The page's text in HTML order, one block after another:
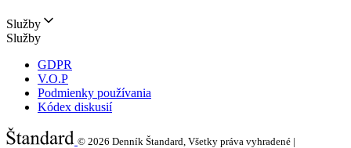
Služby
Služby
GDPR
V.O.P
Podmienky používania
Kódex diskusií
© 2026 Denník Štandard, Všetky práva vyhradené |